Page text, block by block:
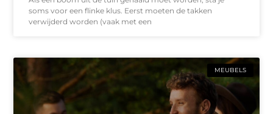
soms voor een flinke klus. Eerst moeten de takken
verwijderd worden (vaak met een
MEUBELS